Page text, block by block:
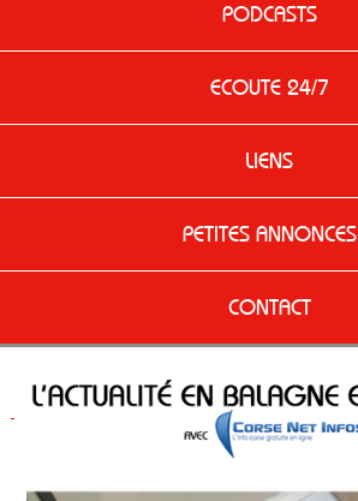
PODCASTS
ECOUTE 24/7
LIENS
PETITES ANNONCES
CONTACT